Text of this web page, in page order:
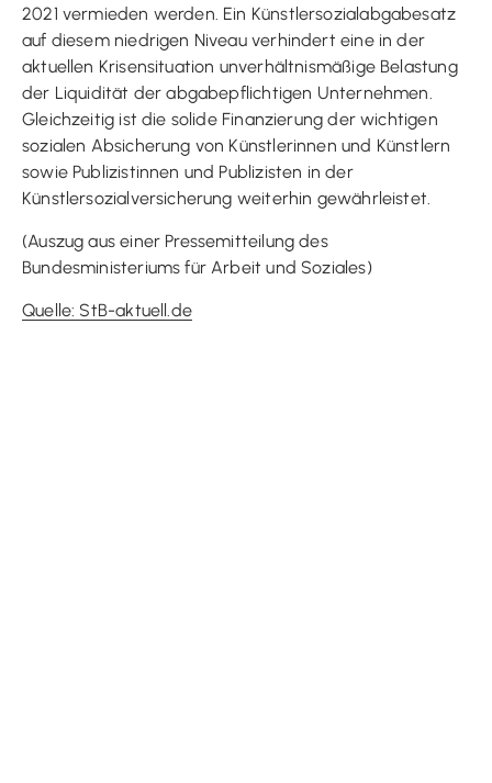
2021 vermieden werden. Ein Künstlersozialabgabesatz
auf diesem niedrigen Niveau verhindert eine in der
aktuellen Krisensituation unverhältnismäßige Belastung
der Liquidität der abgabepflichtigen Unternehmen.
Gleichzeitig ist die solide Finanzierung der wichtigen
sozialen Absicherung von Künstlerinnen und Künstlern
sowie Publizistinnen und Publizisten in der
Künstlersozialversicherung weiterhin gewährleistet.
(Auszug aus einer Pressemitteilung des
Bundesministeriums für Arbeit und Soziales)
Quelle: StB-aktuell.de